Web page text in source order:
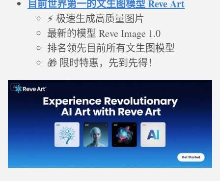
目前世界第一的文生图模型 Reve Art
⚡ 极速生成高质量图片
最新的模型 Reve Image 1.0
排名领先目前所有文生图模型
🎁 限时特惠，先到先得！